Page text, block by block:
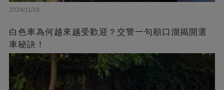
2024/11/18
白色車為何越來越受歡迎？交警一句順口溜揭開選
車秘訣！